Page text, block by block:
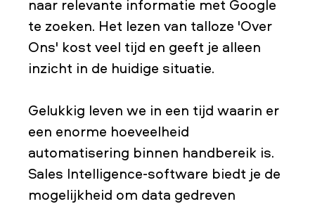
naar relevante informatie met Google
te zoeken. Het lezen van talloze 'Over
Ons' kost veel tijd en geeft je alleen
inzicht in de huidige situatie.
Gelukkig leven we in een tijd waarin er
een enorme hoeveelheid
automatisering binnen handbereik is.
Sales Intelligence-software biedt je de
mogelijkheid om data gedreven